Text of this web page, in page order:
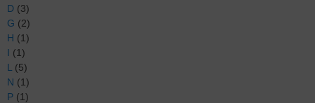
D (3)
G (2)
H (1)
I (1)
L (5)
N (1)
P (1)